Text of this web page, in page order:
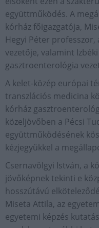
együttműködés. A
kórház főigazgatója,
Hegyi Péter
vezetője, valamint
gasztroenterológia
A kelet-közép európai
transzlációs medicina
kórház
közeljövőben a Pécsi
együttműködésének
kézjegyükkel a
Csernavölgyi István, a
jövőképnek tekinti e
hosszútávú
Miseta Attila, az
egyetemi képzés